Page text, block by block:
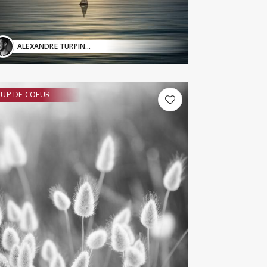
ALEXANDRE TURPIN
| photographe de paysage
DE COEUR